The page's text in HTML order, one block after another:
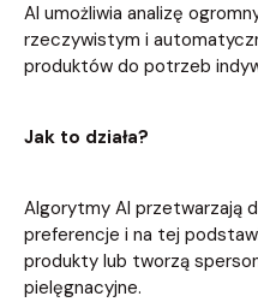
AI umożliwia analizę
rzeczywistym i
produktów do potrzeb
Jak to działa?
Algorytmy AI przetwarzają
preferencje i na tej
produkty lub tworzą
pielęgnacyjne.